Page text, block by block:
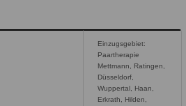
Einzugsgebiet:
Paartherapie
Mettmann, Ratingen,
Düsseldorf,
Wuppertal, Haan,
Erkrath, Hilden,